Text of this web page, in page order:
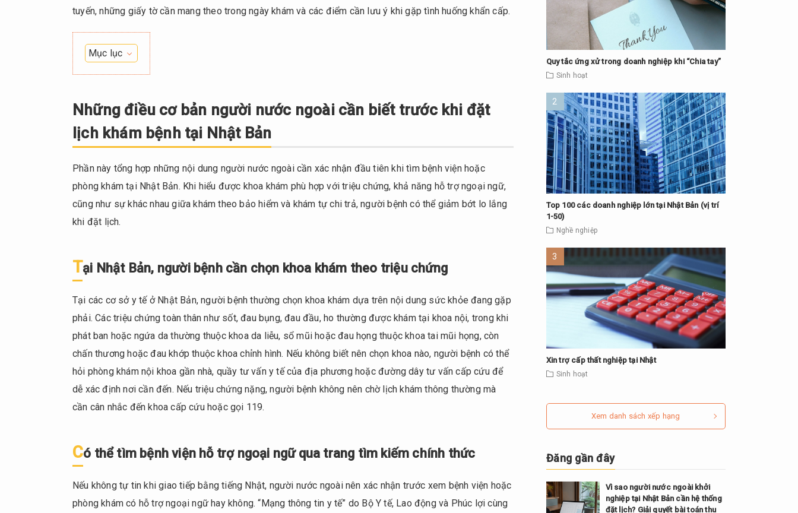
tuyến, những giấy tờ cần mang theo trong ngày khám và các điểm cần lưu ý khi gặp tình huống khẩn cấp.
Mục lục
1.
điều
cơ
bản
người
ngoài
cần
biết
trước
lịch
khám
tại
Nhật
Bản
1.1.
Tại
Bản,
người
chọn
khám
triệu
Những điều cơ bản người nước ngoài cần biết trước khi đặt
lịch khám bệnh tại Nhật Bản
Phần này tổng hợp những nội dung người nước ngoài cần xác nhận đầu tiên khi tìm bệnh viện hoặc
phòng khám tại Nhật Bản. Khi hiểu được khoa khám phù hợp với triệu chứng, khả năng hỗ trợ ngoại ngữ,
cũng như sự khác nhau giữa khám theo bảo hiểm và khám tự chi trả, người bệnh có thể giảm bớt lo lắng
khi đặt lịch.
Tại Nhật Bản, người bệnh cần chọn khoa khám theo triệu chứng
Tại các cơ sở y tế ở Nhật Bản, người bệnh thường chọn khoa khám dựa trên nội dung sức khỏe đang gặp
phải. Các triệu chứng toàn thân như sốt, đau bụng, đau đầu, ho thường được khám tại khoa nội, trong khi
phát ban hoặc ngứa da thường thuộc khoa da liễu, sổ mũi hoặc đau họng thuộc khoa tai mũi họng, còn
chấn thương hoặc đau khớp thuộc khoa chỉnh hình. Nếu không biết nên chọn khoa nào, người bệnh có thể
hỏi phòng khám nội khoa gần nhà, quầy tư vấn y tế của địa phương hoặc đường dây tư vấn cấp cứu để
dễ xác định nơi cần đến. Nếu triệu chứng nặng, người bệnh không nên chờ lịch khám thông thường mà
cần cân nhắc đến khoa cấp cứu hoặc gọi 119.
Có thể tìm bệnh viện hỗ trợ ngoại ngữ qua trang tìm kiếm chính thức
Nếu không tự tin khi giao tiếp bằng tiếng Nhật, người nước ngoài nên xác nhận trước xem bệnh viện hoặc
phòng khám có hỗ trợ ngoại ngữ hay không. “Mạng thông tin y tế” do Bộ Y tế, Lao động và Phúc lợi cùng
Quy tắc ứng xử trong doanh nghiệp khi “Chia tay”
Sinh hoạt
Top 100 các doanh nghiệp lớn tại Nhật Bản (vị trí
1-50)
Nghề nghiệp
Xin trợ cấp thất nghiệp tại Nhật
Sinh hoạt
Xem danh sách xếp hạng
Đăng gần đây
Vì sao người nước ngoài khởi
nghiệp tại Nhật Bản cần hệ thống
đặt lịch? Giải quyết bài toán thu